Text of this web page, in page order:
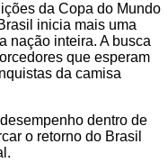
da Copa do Mundo
inicia mais uma
nação inteira. A busca
que esperam
da camisa
dentro de
o retorno do Brasil